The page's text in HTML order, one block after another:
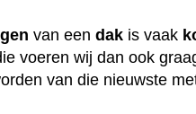
van eendak is vaak
voeren wij dan ook
van die nieuwste